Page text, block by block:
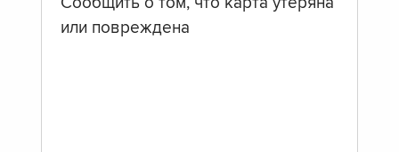
Сообщить о том, что карта утеряна
или повреждена